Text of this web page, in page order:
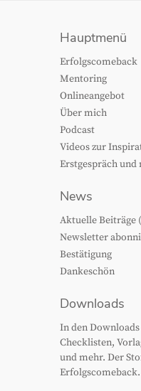
Hauptmenü
Erfolgscomeback
Mentoring
Onlineangebot
Über mich
Podcast
Videos zur
Erstgespräch und
News
Aktuelle Beiträge
Newsletter
Bestätigung
Dankeschön
Downloads
In den
Checklisten,
und mehr. Der
Erfolgscomeback.